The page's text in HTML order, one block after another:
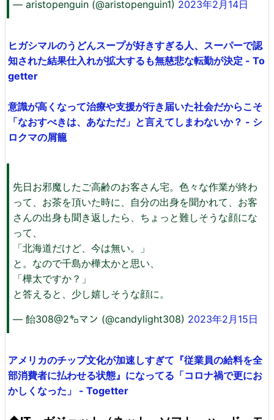
— aristopenguin (@aristopenguin1) 2023年2月14日
ヒガシマルのうどんスープが好きすぎる人、スーパーで認
知された結果仕入れが拡大するも無慈悲な転勤が決定 - To
getter
意識が高くなって治療や支援が行き届いた社会だからこそ
「なおすべきは、あなただ」と言えてしまわないか？ - シ
ロクマの屑籠
先日お邪魔したご高齢のお客さん宅。色々な作業が終わ
って、お茶を頂いた時に、自分の出身を聞かれて、お客
さんの出身も聞き返したら、ちょっと難しそうな顔にな
って、
「北海道だけど、今は無い。」
と。なので千島か樺太かと思い、
「樺太ですか？」
と答えると、少し嬉しそうな顔に。
— 飴308@2㌔マン (@candylight308) 2023年2月15日
アメリカのチップ文化が加速しすぎて『従業員の給料を全
部消費者に払わせる状態』になってる「コロナ禍で更にお
かしくなった」 - Togetter